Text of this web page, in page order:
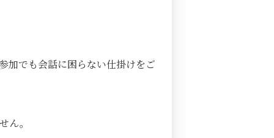
加でも会話に困らない仕掛けをご
ん。